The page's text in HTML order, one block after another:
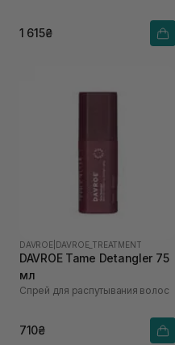
1 615₴
DAVROE DAVROE_TREATMENT
DAVROE Tame Detangler 75
мл
Спрей для распутывания волос
710₴